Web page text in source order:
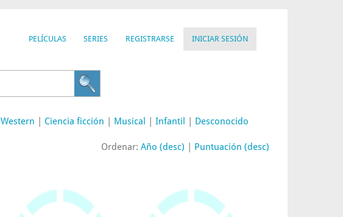
PELÍCULAS SERIES REGISTRARSE INICIAR SESIÓN
Western Ciencia ficción Musical Infantil Desconocido
Ordenar: Año (desc) Puntuación (desc)